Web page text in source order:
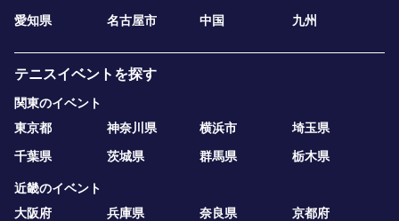
愛知県
名古屋市 中国 九州
テニスイベントを探す
関東のイベント
東京都
神奈川県 横浜市
埼玉県
千葉県
茨城県 群馬県 栃木県
近畿のイベント
大阪府
兵庫県 奈良県
京都府